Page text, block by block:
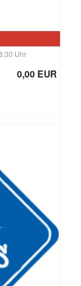
Uhr
0,00 EUR